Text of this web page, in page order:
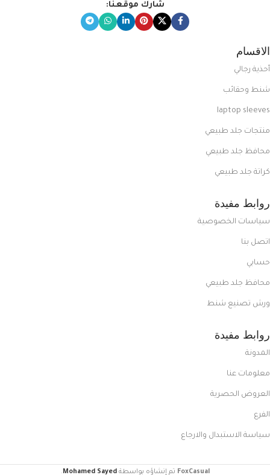
شارك موقعنا:
الاقسام
أحذية رجالي
شنط وحقائب
laptop sleeves
منتجات جلد طبيعي
محافظ جلد طبيعي
كراتة جلد طبيعي
روابط مفيدة
سياسات الخصوصية
اتصل بنا
حسابي
محافظ جلد طبيعي
ورش تصنيع شنط
روابط مفيدة
المدونة
معلومات عنا
العروض الحصرية
الفرع
سياسة الاستبدال والارجاع
FoxCasual تم إنشاؤه بواسطةMohamed Sayed
.